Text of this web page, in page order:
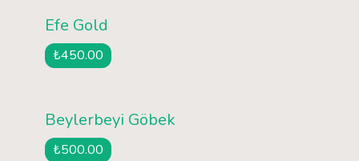
Efe Gold
₺450.00
Beylerbeyi Göbek
₺500.00